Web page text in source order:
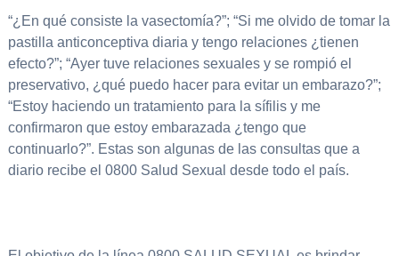
“¿En qué consiste la vasectomía?”; “Si me olvido de tomar la
pastilla anticonceptiva diaria y tengo relaciones ¿tienen
efecto?”; “Ayer tuve relaciones sexuales y se rompió el
preservativo, ¿qué puedo hacer para evitar un embarazo?”;
“Estoy haciendo un tratamiento para la sífilis y me
confirmaron que estoy embarazada ¿tengo que
continuarlo?”. Estas son algunas de las consultas que a
diario recibe el 0800 Salud Sexual desde todo el país.